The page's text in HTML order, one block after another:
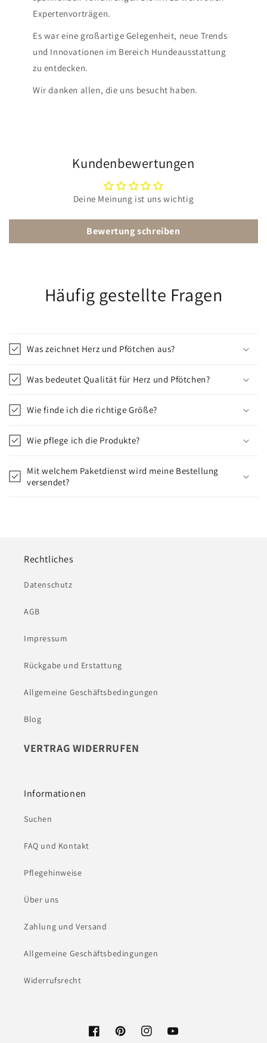
Expertenvorträgen.
Es war eine großartige Gelegenheit, neue Trends
und Innovationen im Bereich Hundeausstattung
zu entdecken.
Wir danken allen, die uns besucht haben.
Kundenbewertungen
Deine Meinung ist uns wichtig
Bewertung schreiben
Häufig gestellte Fragen
Was zeichnet Herz und Pfötchen aus?
Was bedeutet Qualität für Herz und Pfötchen?
Wie finde ich die richtige Größe?
Wie pflege ich die Produkte?
Mit welchem Paketdienst wird meine Bestellung
versendet?
Rechtliches
Datenschutz
AGB
Impressum
Rückgabe und Erstattung
Allgemeine Geschäftsbedingungen
Blog
VERTRAG WIDERRUFEN
Informationen
Suchen
FAQ und Kontakt
Pflegehinweise
Über uns
Zahlung und Versand
Allgemeine Geschäftsbedingungen
Widerrufsrecht
FacebookPinterestInstagramYouTube